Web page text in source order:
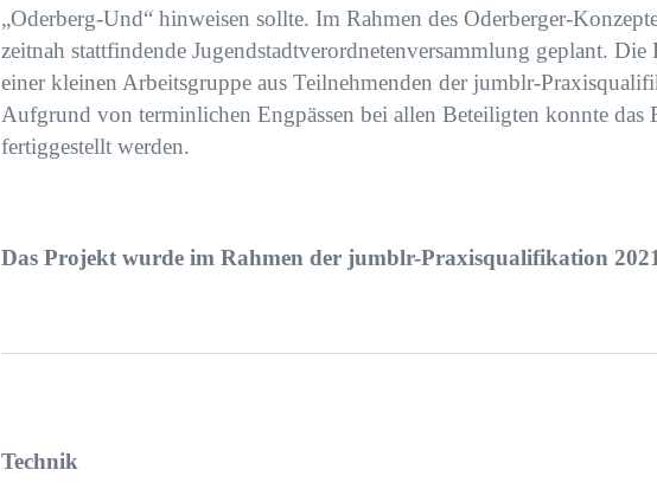
„Oderberg-Und“ hinweisen sollte. Im Rahmen des Oderberger-
zeitnah stattfindende Jugendstadtverordnetenversammlung geplant.
einer kleinen Arbeitsgruppe aus Teilnehmenden der jumblr-
Aufgrund von terminlichen Engpässen bei allen Beteiligten konnte das
fertiggestellt werden.
Das Projekt wurde im Rahmen der jumblr-Praxisqualifikation
Technik